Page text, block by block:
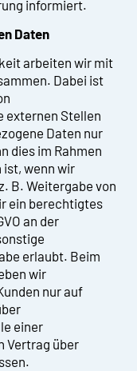
informiert.
Daten
arbeiten wir mit
Dabei ist
externen Stellen
Daten nur
dies im Rahmen
wenn wir
B. Weitergabe von
ein berechtigtes
an der
erlaubt. Beim
wir
nur auf
einer
Vertrag über